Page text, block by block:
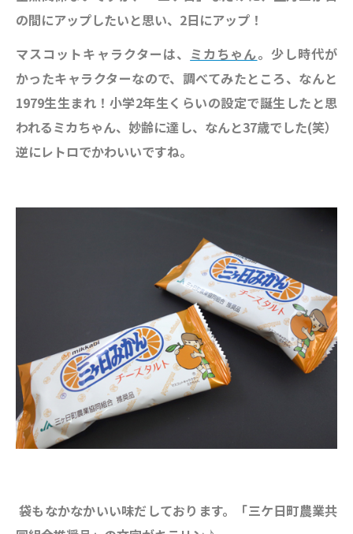
の間にアップしたいと思い、2日にアップ！
マスコットキャラクターは、 ミカちゃん。少し時代が
かったキャラクターなので、調べてみたところ、なんと
1979生生まれ！小学2年生くらいの設定で誕生したと思
われるミカちゃん、妙齢に達し、なんと37歳でした(笑）
逆にレトロでかわいいですね。
袋もなかなかいい味だしております。「三ケ日町農業共